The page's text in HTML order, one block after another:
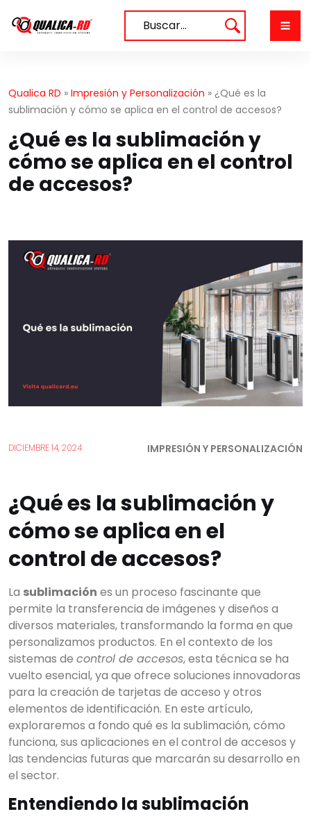
Buscar…
Qualica RD » Impresión y Personalización » ¿Qué es la
sublimación y cómo se aplica en el control de accesos?
¿Qué es la sublimación y
cómo se aplica en el control
de accesos?
DICIEMBRE 14, 2024 IMPRESIÓN Y PERSONALIZACIÓN
¿Qué es la sublimación y
cómo se aplica en el
control de accesos?
La sublimación es un proceso fascinante que
permite la transferencia de imágenes y diseños a
diversos materiales, transformando la forma en que
personalizamos productos. En el contexto de los
sistemas de control de accesos, esta técnica se ha
vuelto esencial, ya que ofrece soluciones innovadoras
para la creación de tarjetas de acceso y otros
elementos de identificación. En este artículo,
exploraremos a fondo qué es la sublimación, cómo
funciona, sus aplicaciones en el control de accesos y
las tendencias futuras que marcarán su desarrollo en
el sector.
Entendiendo la sublimación